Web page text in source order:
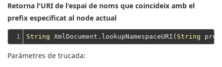
Retorna l'URI de l'espai de noms que coincideix amb el
prefix especificat al node actual
1 String XmlDocument.lookupNamespaceURI( String
Paràmetres de trucada: